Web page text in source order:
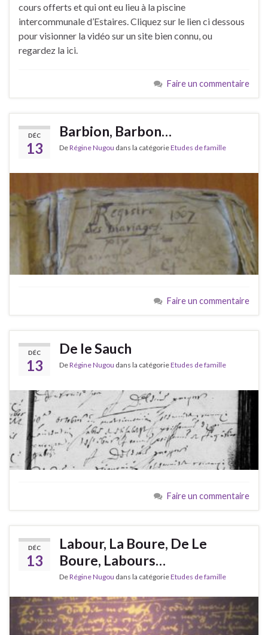
cours offerts et qui ont eu lieu à la piscine
intercommunale d’Estaires. Cliquez sur le lien ci dessous
pour visionner la vidéo sur un site bien connu, ou
regardez la ici.
Faire un commentaire
DÉC
13
Barbion, Barbon…
DeRégine Nugou dans la catégorieEtudes de famille
Faire un commentaire
DÉC
13
De le Sauch
DeRégine Nugou dans la catégorieEtudes de famille
Faire un commentaire
DÉC
13
Labour, La Boure, De Le
Boure, Labours…
DeRégine Nugou dans la catégorieEtudes de famille